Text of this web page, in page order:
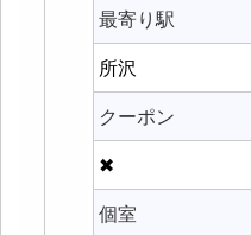
最寄り駅
所沢
クーポン
✖
個室